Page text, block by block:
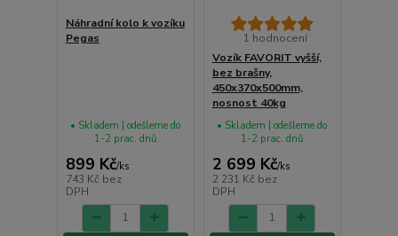
Náhradní kolo k vozíku
Pegas
899 Kč/ks
743 Kč bez
DPH
• Skladem | odešleme do
1-2 prac. dnů
1 hodnocení
Vozík FAVORIT vyšší,
bez brašny,
450x370x500mm,
nosnost 40kg
2 699 Kč/ks
2 231 Kč bez
DPH
• Skladem | odešleme do
1-2 prac. dnů